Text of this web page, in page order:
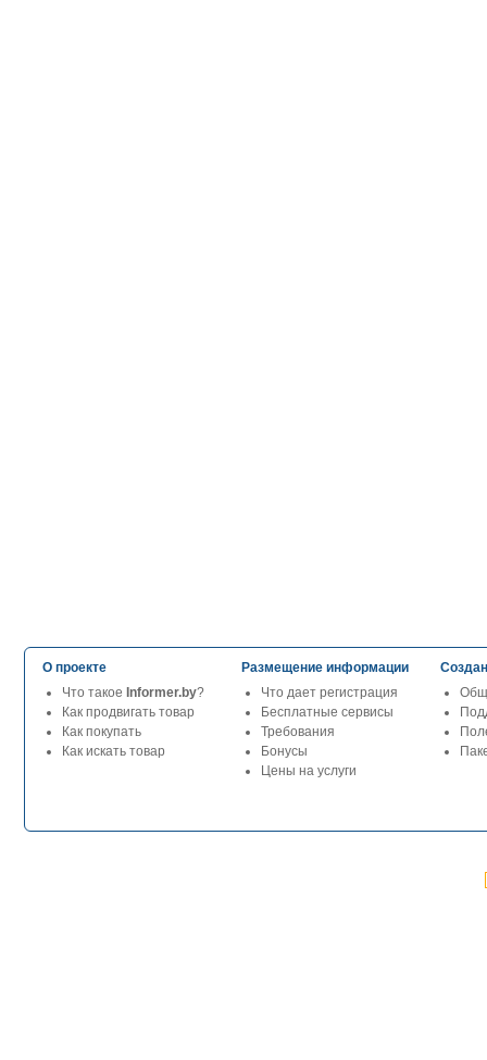
О проекте
Что такое Informer.by?
Как продвигать товар
Как покупать
Как искать товар
Размещение информации
Что дает регистрация
Бесплатные сервисы
Требования
Бонусы
Цены на услуги